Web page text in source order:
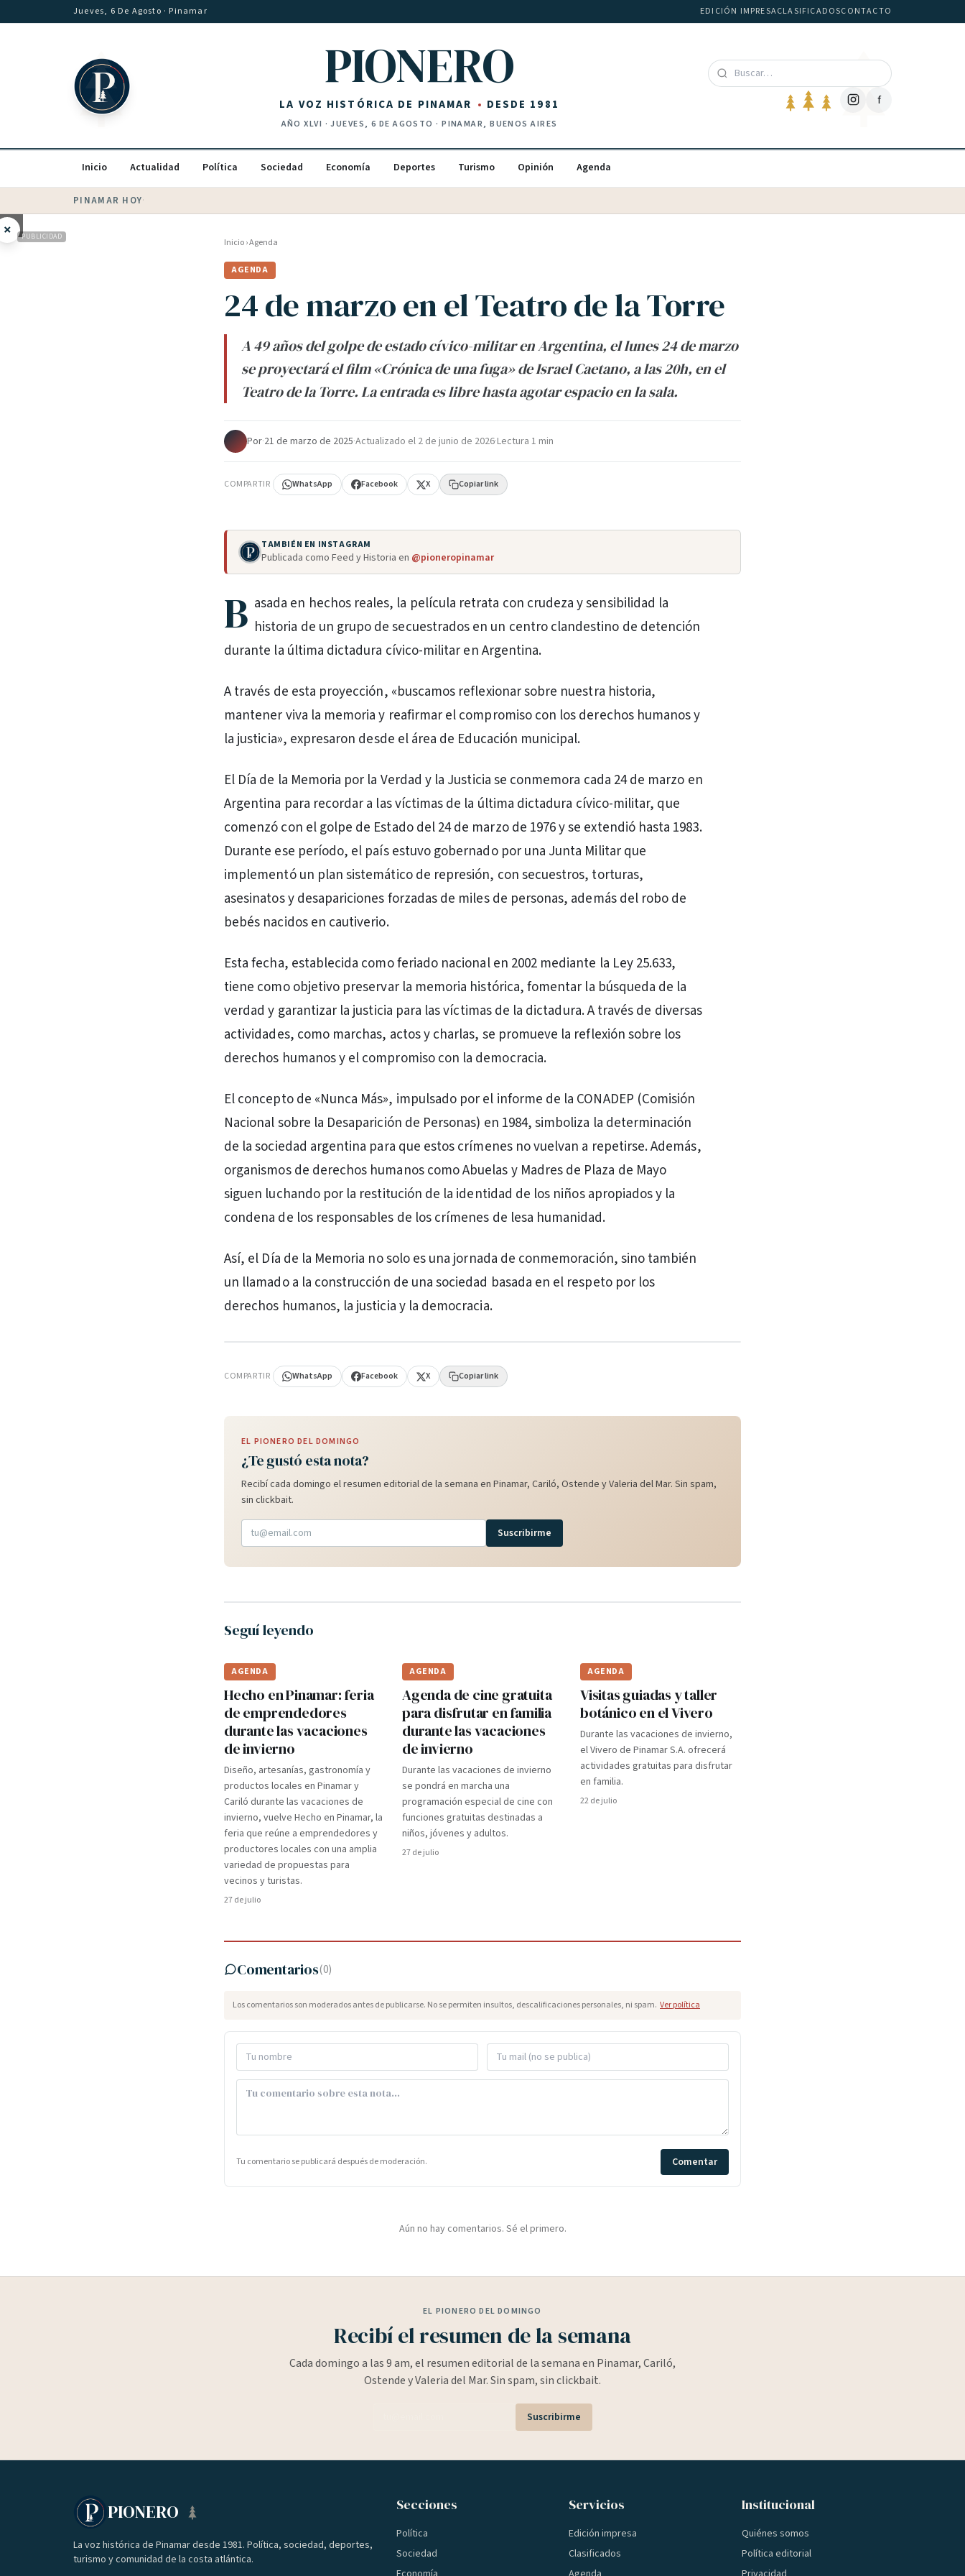
Saltar al contenidoJueves, 6 De Agosto · Pinamar EDICIÓN IMPRESACLASIFICADOSCONTACTO
PIONERO
LA VOZ HISTÓRICA DE PINAMAR DESDE 1981
AÑOXLVI ·JUEVES, 6 DE AGOSTO · PINAMAR, BUENOS AIRES
f
Inicio Actualidad Política Sociedad Economía Deportes Turismo Opinión Agenda
PINAMAR HOY·
× PUBLICIDAD Inicio›Agenda
AGENDA
24 de marzo en el Teatro de la Torre
A 49 años del golpe de estado cívico-militar en Argentina, el lunes 24 de marzo
se proyectará el film «Crónica de una fuga» de Israel Caetano, a las 20h, en el
Teatro de la Torre. La entrada es libre hasta agotar espacio en la sala.
Por·21 de marzo de 2025·Actualizado el 2 de junio de 2026·Lectura 1 min
COMPARTIR WhatsApp Facebook X Copiar link
TAMBIÉN EN INSTAGRAM
Publicada como Feed y Historia en @pioneropinamar
B asada en hechos reales, la película retrata con crudeza y sensibilidad la
historia de un grupo de secuestrados en un centro clandestino de detención
durante la última dictadura cívico-militar en Argentina.
A través de esta proyección, «buscamos reflexionar sobre nuestra historia,
mantener viva la memoria y reafirmar el compromiso con los derechos humanos y
la justicia», expresaron desde el área de Educación municipal.
El Día de la Memoria por la Verdad y la Justicia se conmemora cada 24 de marzo en
Argentina para recordar a las víctimas de la última dictadura cívico-militar, que
comenzó con el golpe de Estado del 24 de marzo de 1976 y se extendió hasta 1983.
Durante ese período, el país estuvo gobernado por una Junta Militar que
implementó un plan sistemático de represión, con secuestros, torturas,
asesinatos y desapariciones forzadas de miles de personas, además del robo de
bebés nacidos en cautiverio.
Esta fecha, establecida como feriado nacional en 2002 mediante la Ley 25.633,
tiene como objetivo preservar la memoria histórica, fomentar la búsqueda de la
verdad y garantizar la justicia para las víctimas de la dictadura. A través de diversas
actividades, como marchas, actos y charlas, se promueve la reflexión sobre los
derechos humanos y el compromiso con la democracia.
El concepto de «Nunca Más», impulsado por el informe de la CONADEP (Comisión
Nacional sobre la Desaparición de Personas) en 1984, simboliza la determinación
de la sociedad argentina para que estos crímenes no vuelvan a repetirse. Además,
organismos de derechos humanos como Abuelas y Madres de Plaza de Mayo
siguen luchando por la restitución de la identidad de los niños apropiados y la
condena de los responsables de los crímenes de lesa humanidad.
Así, el Día de la Memoria no solo es una jornada de conmemoración, sino también
un llamado a la construcción de una sociedad basada en el respeto por los
derechos humanos, la justicia y la democracia.
COMPARTIR WhatsApp Facebook X Copiar link
EL PIONERO DEL DOMINGO
¿Te gustó esta nota?
Recibí cada domingo el resumen editorial de la semana en Pinamar, Cariló, Ostende y Valeria del Mar. Sin spam,
sin clickbait.
Suscribirme
Seguí leyendo
AGENDA
Hecho en Pinamar: feria
de emprendedores
durante las vacaciones
de invierno
Diseño, artesanías, gastronomía y
productos locales en Pinamar y
Cariló durante las vacaciones de
invierno, vuelve Hecho en Pinamar, la
feria que reúne a emprendedores y
productores locales con una amplia
variedad de propuestas para
vecinos y turistas.
27 de julio
AGENDA
Agenda de cine gratuita
para disfrutar en familia
durante las vacaciones
de invierno
Durante las vacaciones de invierno
se pondrá en marcha una
programación especial de cine con
funciones gratuitas destinadas a
niños, jóvenes y adultos.
27 de julio
AGENDA
Visitas guiadas y taller
botánico en el Vivero
Durante las vacaciones de invierno,
el Vivero de Pinamar S.A. ofrecerá
actividades gratuitas para disfrutar
en familia.
22 de julio
Comentarios(0)
Los comentarios son moderados antes de publicarse. No se permiten insultos, descalificaciones personales, ni spam. Ver política
Tu comentario se publicará después de moderación. Comentar
Aún no hay comentarios. Sé el primero.
EL PIONERO DEL DOMINGO
Recibí el resumen de la semana
Cada domingo a las 9 am, el resumen editorial de la semana en Pinamar, Cariló,
Ostende y Valeria del Mar. Sin spam, sin clickbait.
Suscribirme
PIONERO
La voz histórica de Pinamar desde 1981. Política, sociedad, deportes,
turismo y comunidad de la costa atlántica.
Secciones
Política
Sociedad
Servicios
Edición impresa
Clasificados
Institucional
Quiénes somos
Política editorial